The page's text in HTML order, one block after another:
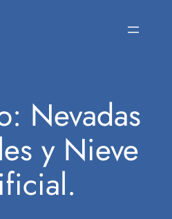
Nevadas
y Nieve